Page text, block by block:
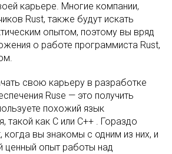
карьере. Многие компании,
Rust, также будут искать
опытом, поэтому вы вряд
о работе программиста Rust,
свою карьеру в разработке
Ruse — это получить
похожий язык
такой как C или C++ . Гораздо
когда вы знакомы с одним из них, и
ценный опыт работы над